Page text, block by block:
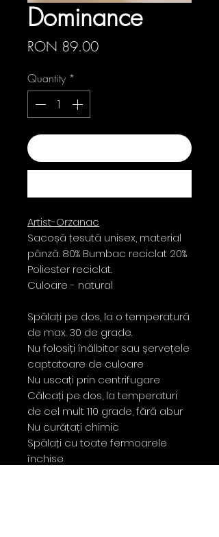
Dominance
RON 89.00Price
Quantity *
Artist-Orzanac
Sacoșă țesută unisex, material
pânză. 80% Bumbac reciclat 20%
Poliester reciclat.
Culoare - natural
Spălați pe dos, la o temperatură
de max. 30 de grade.
Nu folosiți înălbitor sau șervețele
captatoare de culoare
Nu uscați prin centrifugare
Călcați pe dos, la temperaturi
de cel mult 110 grade, fără abur
Nu curățați chimic
Spălați cu toate fermoarele
închise